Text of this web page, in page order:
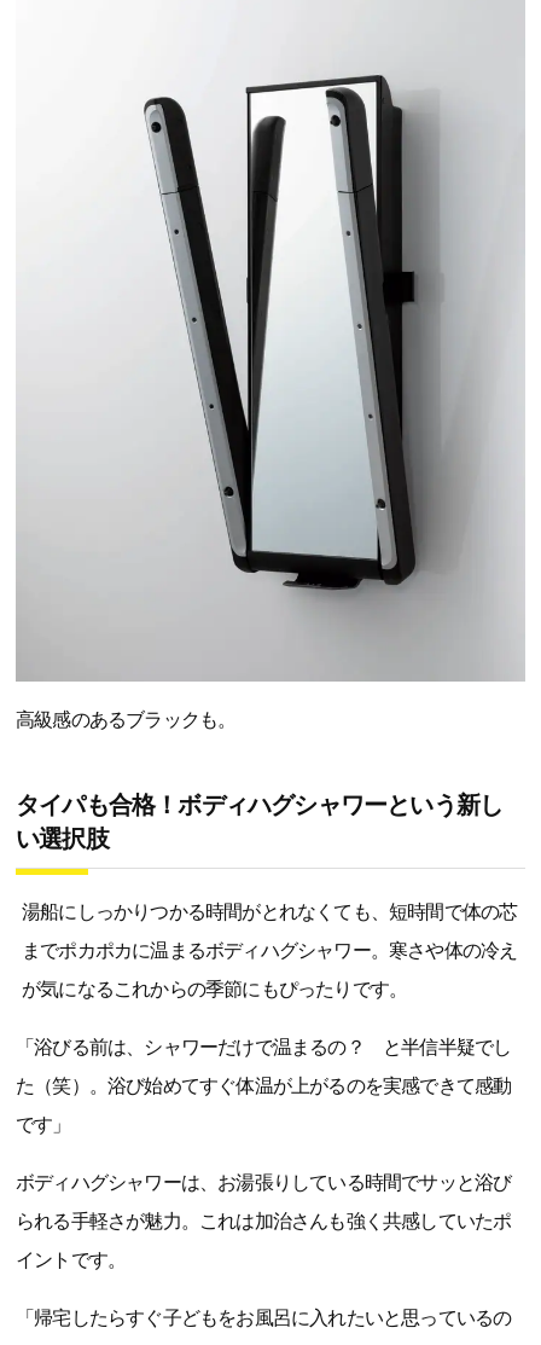
高級感のあるブラックも。
タイパも合格！ボディハグシャワーという新し
い選択肢
湯船にしっかりつかる時間がとれなくても、短時間で体の芯
までポカポカに温まるボディハグシャワー。寒さや体の冷え
が気になるこれからの季節にもぴったりです。
「浴びる前は、シャワーだけで温まるの？ と半信半疑でし
た（笑）。浴び始めてすぐ体温が上がるのを実感できて感動
です」
ボディハグシャワーは、お湯張りしている時間でサッと浴び
られる手軽さが魅力。これは加治さんも強く共感していたポ
イントです。
「帰宅したらすぐ子どもをお風呂に入れたいと思っているの